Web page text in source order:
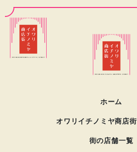
ホーム
オワリイチノミヤ商店
街の店舗一覧